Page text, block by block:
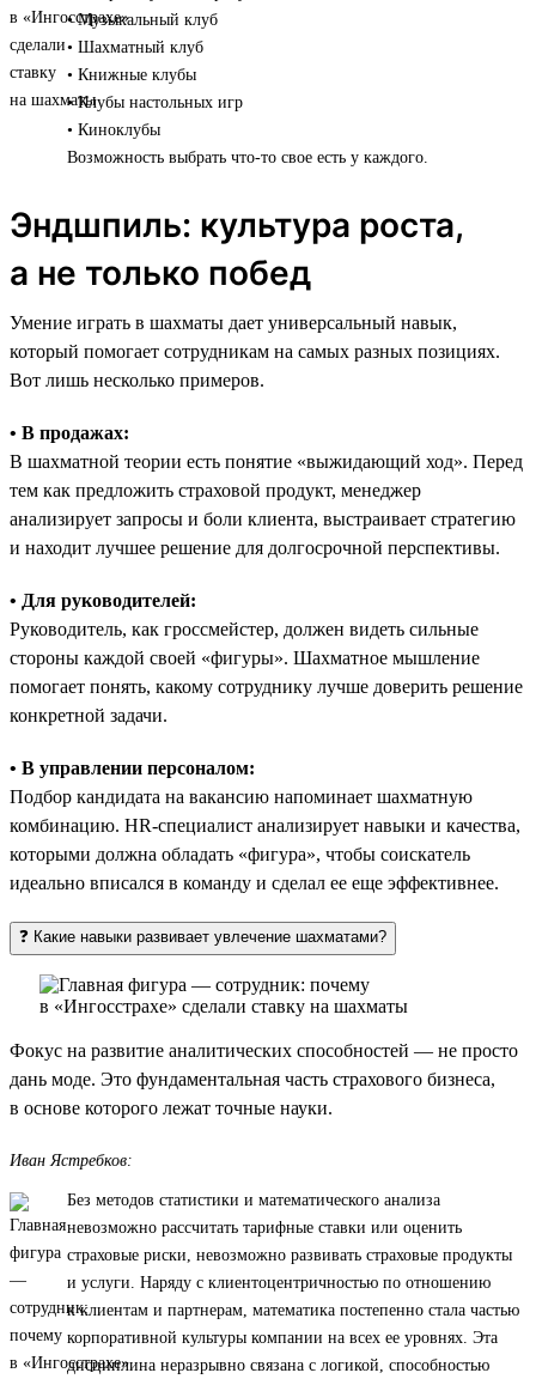
• Музыкальный клуб
• Шахматный клуб
• Книжные клубы
• Клубы настольных игр
• Киноклубы
Возможность выбрать что-то свое есть у каждого.
Эндшпиль: культура роста,
а не только побед
Умение играть в шахматы дает универсальный навык,
который помогает сотрудникам на самых разных позициях.
Вот лишь несколько примеров.
• В продажах:
В шахматной теории есть понятие «выжидающий ход». Перед
тем как предложить страховой продукт, менеджер
анализирует запросы и боли клиента, выстраивает стратегию
и находит лучшее решение для долгосрочной перспективы.
• Для руководителей:
Руководитель, как гроссмейстер, должен видеть сильные
стороны каждой своей «фигуры». Шахматное мышление
помогает понять, какому сотруднику лучше доверить решение
конкретной задачи.
• В управлении персоналом:
Подбор кандидата на вакансию напоминает шахматную
комбинацию. HR-специалист анализирует навыки и качества,
которыми должна обладать «фигура», чтобы соискатель
идеально вписался в команду и сделал ее еще эффективнее.
❓ Какие навыки развивает увлечение шахматами?
Фокус на развитие аналитических способностей — не просто
дань моде. Это фундаментальная часть страхового бизнеса,
в основе которого лежат точные науки.
Иван Ястребков:
Без методов статистики и математического анализа
невозможно рассчитать тарифные ставки или оценить
страховые риски, невозможно развивать страховые продукты
и услуги. Наряду с клиентоцентричностью по отношению
к клиентам и партнерам, математика постепенно стала частью
корпоративной культуры компании на всех ее уровнях. Эта
дисциплина неразрывно связана с логикой, способностью